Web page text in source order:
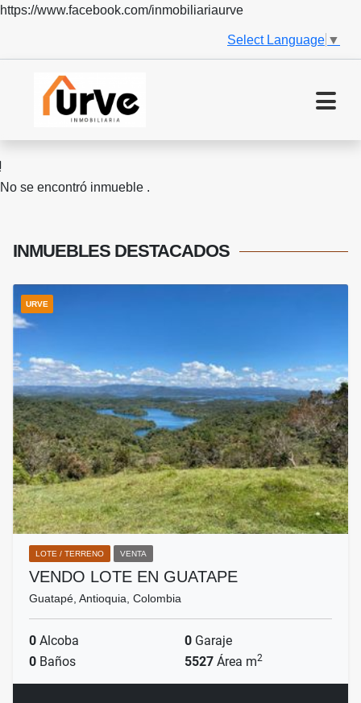
https://www.facebook.com/inmobiliariaurve
Select Language ▼
No se encontró inmueble .
INMUEBLES DESTACADOS
URVE
LOTE / TERRENO VENTA
VENDO LOTE EN GUATAPE
Guatapé, Antioquia, Colombia
0 Alcoba 0 Garaje
0 Baños 5527 Área m2